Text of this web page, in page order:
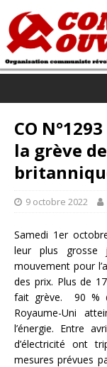
CO
la grève
9 octobre 2022
Samedi 1er
leur plus grosse
mouvement pour
des prix. Plus de
fait grève. 90 %
Royaume-Uni
l’énergie. Entre
d’électricité ont
mesures prévues